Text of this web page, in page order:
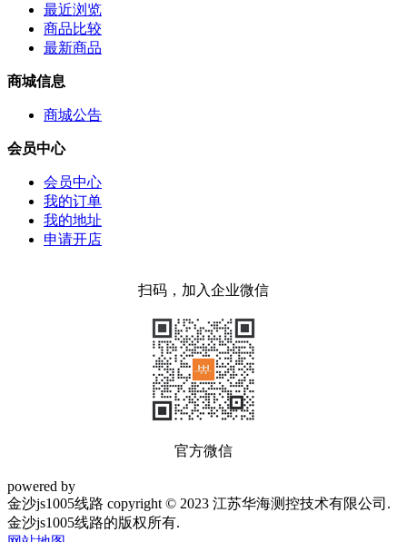
最近浏览
商品比较
最新商品
商城信息
商城公告
会员中心
会员中心
我的订单
我的地址
申请开店
扫码，加入企业微信
官方微信
powered by
金沙js1005线路 copyright © 2023 江苏华海测控技术有限公司.
金沙js1005线路的版权所有.